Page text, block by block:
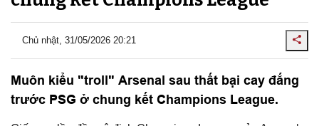
Chủ nhật, 31/05/2026 20:21
Muôn kiểu "troll" Arsenal sau thất bại cay đắng
trước PSG ở chung kết Champions League.